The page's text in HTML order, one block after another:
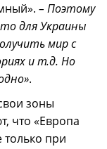
– Поэтому
для Украины
мир с
и т.д. Но
.
зоны
что «Европа
при